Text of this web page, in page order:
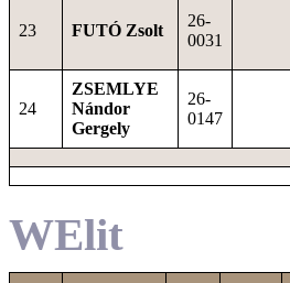
23 FUTÓ Zsolt
26-
0031
24
ZSEMLYE
Nándor
Gergely
26-
0147
WElit